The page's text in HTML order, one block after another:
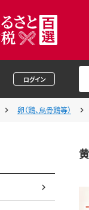
ログイン
卵（鶏、烏骨鶏等）